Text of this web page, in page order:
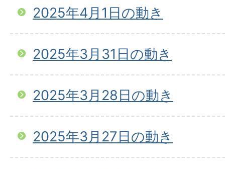
2025年4月1日の動き
2025年3月31日の動き
2025年3月28日の動き
2025年3月27日の動き